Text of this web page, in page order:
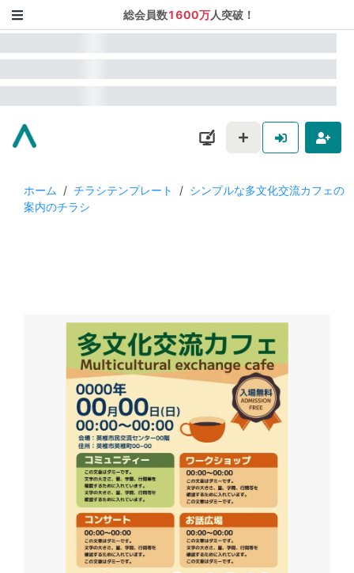
総会員数1600万人突破！
ホーム / チラシテンプレート / シンプルな多文化交流カフェの
案内のチラシ